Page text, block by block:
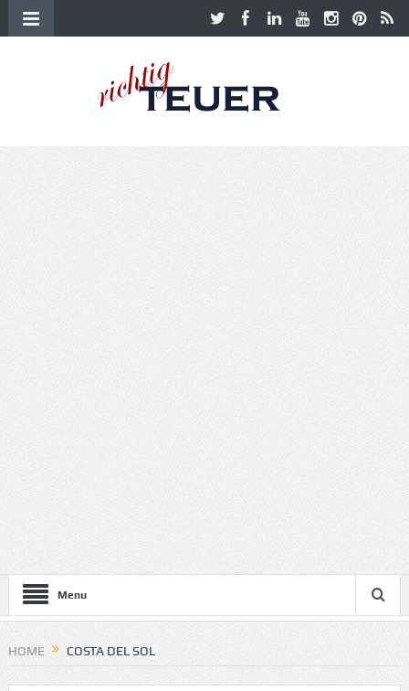
Menu
HOME COSTA DEL SOL